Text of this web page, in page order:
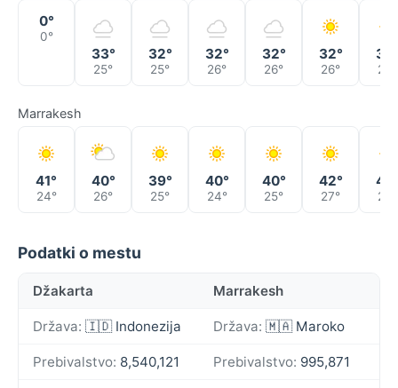
0°
0°
33°
25°
32°
25°
32°
26°
32°
26°
32°
26° 26°
Marrakesh
41°
24°
40°
26°
39°
25°
40°
24°
40°
25°
42°
27° 27°
Podatki o mestu
Džakarta Marrakesh
Država: 🇮🇩 Indonezija Država: 🇲🇦 Maroko
Prebivalstvo: 8,540,121 Prebivalstvo: 995,871